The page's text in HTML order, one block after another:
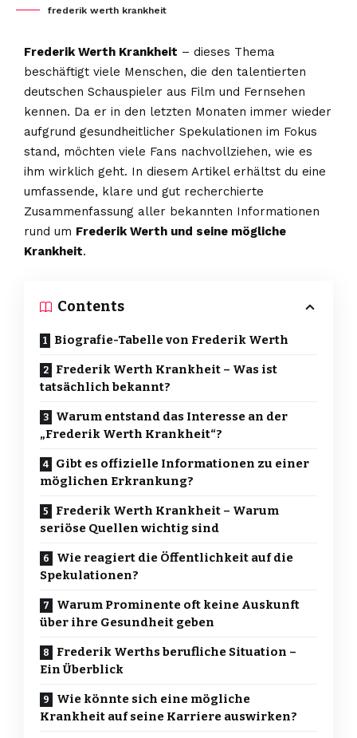
frederik werth krankheit
Frederik Werth Krankheit – dieses Thema
beschäftigt viele Menschen, die den talentierten
deutschen Schauspieler aus Film und Fernsehen
kennen. Da er in den letzten Monaten immer wieder
aufgrund gesundheitlicher Spekulationen im Fokus
stand, möchten viele Fans nachvollziehen, wie es
ihm wirklich geht. In diesem Artikel erhältst du eine
umfassende, klare und gut recherchierte
Zusammenfassung aller bekannten Informationen
rund um Frederik Werth und seine mögliche
Krankheit.
Contents
Biografie-Tabelle von Frederik Werth
Frederik Werth Krankheit – Was ist
tatsächlich bekannt?
Warum entstand das Interesse an der
„Frederik Werth Krankheit“?
Gibt es offizielle Informationen zu einer
möglichen Erkrankung?
Frederik Werth Krankheit – Warum
seriöse Quellen wichtig sind
Wie reagiert die Öffentlichkeit auf die
Spekulationen?
Warum Prominente oft keine Auskunft
über ihre Gesundheit geben
Frederik Werths berufliche Situation –
Ein Überblick
Wie könnte sich eine mögliche
Krankheit auf seine Karriere auswirken?